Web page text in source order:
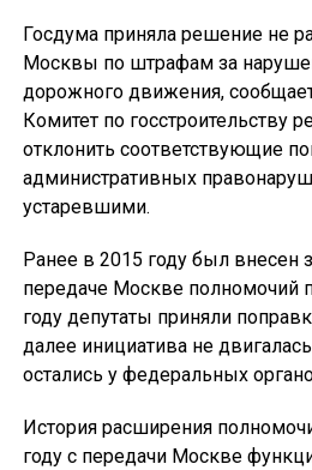
Госдума приняла решение не
Москвы по штрафам за
дорожного движения,
Комитет по госстроительству
отклонить соответствующие
административных
устаревшими.
Ранее в 2015 году был внесен
передаче Москве полномочий
году депутаты приняли
далее инициатива не
остались у федеральных
История расширения
году с передачи Москве